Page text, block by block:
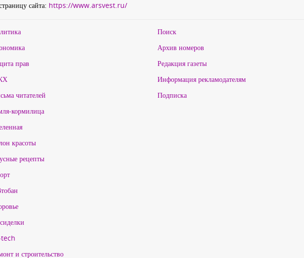
сайта: https://www.arsvest.ru/
прав
читателей
кормилица
красоты
рецепты
и строительство
Поиск
Архив номеров
Редакция газеты
Информация рекламодателям
Подписка